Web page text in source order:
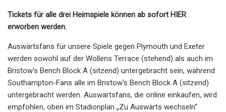
Tickets für alle drei Heimspiele können ab sofort HIER
erworben werden.
Auswärtsfans für unsere Spiele gegen Plymouth und Exeter
werden sowohl auf der Wollens Terrace (stehend) als auch im
Bristow's Bench Block A (sitzend) untergebracht sein, während
Southampton-Fans alle im Bristow's Bench Block A (sitzend)
untergebracht werden. Auswärtsfans, die online einkaufen, wird
empfohlen, oben im Stadionplan „Zu Auswärts wechseln“